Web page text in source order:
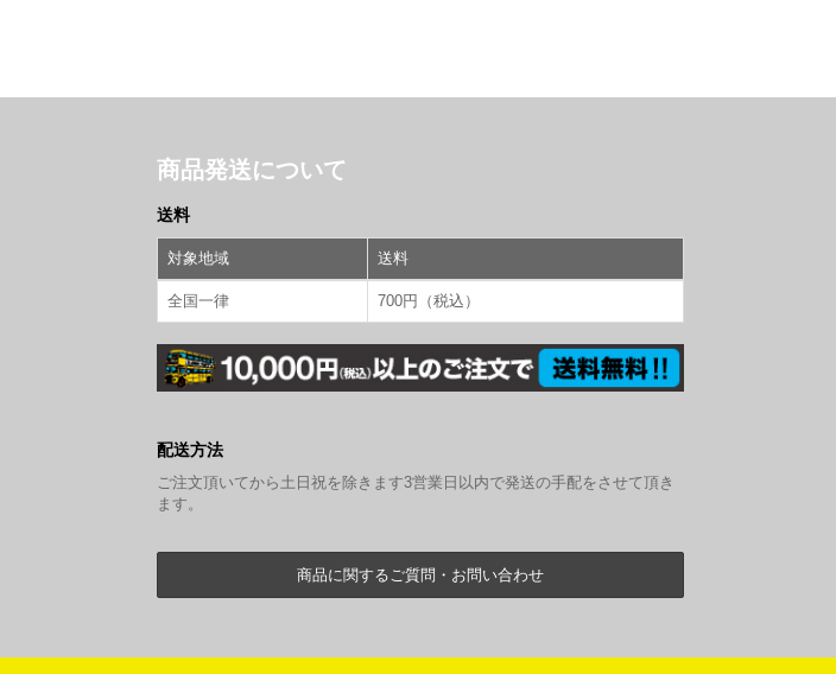
商品発送について
送料
対象地域 送料
全国一律 700円（税込）
配送方法
ご注文頂いてから土日祝を除きます3営業日以内で発送の手配をさせて頂き
ます。
商品に関するご質問・お問い合わせ